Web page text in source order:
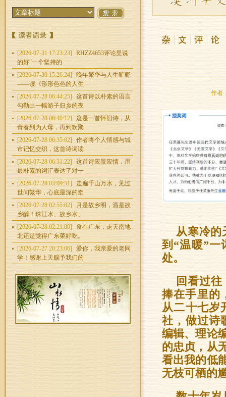
[2026-07-31 17:23:23]
RHZZ4653评论里说
的好“一个坚持的
[2026-07-30 15:26:24]
晚年繁华与人生旷野
——读《形形色色的人生
[2026-07-28 06:44:25]
这首诗以朴素的语言
勾勒出一幅游子归乡的夜
[2026-07-28 06:40:12]
这是一首怀旧诗，从
青春到为人母，再到欢聚
[2026-07-28 06:35:02]
作者将个人情感与城
市记忆交织，这首诗词读
[2026-07-28 06:31:22]
这首诗应景应情，用
最朴素的词汇表达了对一
[2026-07-28 03:09:51]
走遍千山万水，见过
世间繁华，心底最深的牵
[2026-07-28 02:55:02]
月是故乡明，酒是故
乡醇！珠江水、故乡水、
[2026-07-28 02:21:00]
食在广东，走天南地
北还是觉得广东菜好吃。
[2026-07-27 20:23:06]
爱你，我亲爱的老同
学！感谢上天赐予我们的
作者
从寒冷的
到“温暖”一
处。
回看过
捧在手里的
从二十七岁
社，做过诗
编辑、理论
的忠贞，从
看出我的低
无枝可栖的